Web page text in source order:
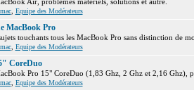
, Equipe des Modérateurs
MacBook Pro
touchants tous les MacBook Pro sans distinction de
, Equipe des Modérateurs
CoreDuo
Pro 15" CoreDuo (1,83 Ghz, 2 Ghz et 2,16 Ghz),
, Equipe des Modérateurs